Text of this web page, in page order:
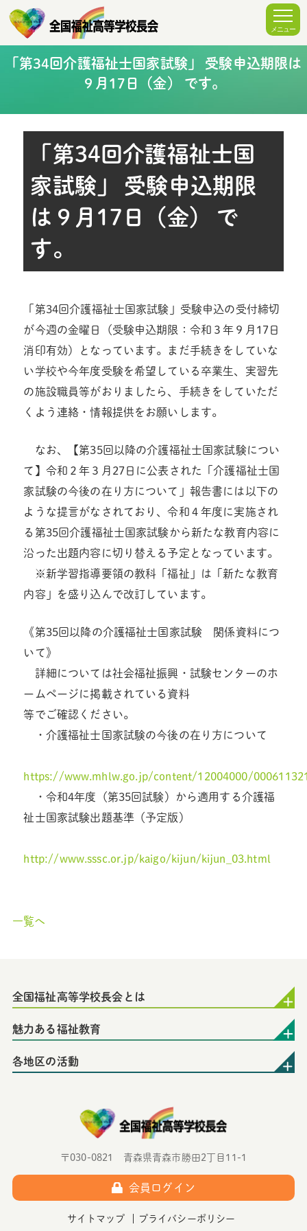
「第34回介護福祉士国家試験」 受験申込期限は
９月17日（金） です。
「第34回介護福祉士国
家試験」 受験申込期限
は９月17日（金） で
す。
「第34回介護福祉士国家試験」受験申込の受付締切
が今週の金曜日（受験申込期限：令和３年９月17日
消印有効）となっています。まだ手続きをしていな
い学校や今年度受験を希望している卒業生、実習先
の施設職員等がおりましたら、手続きをしていただ
くよう連絡・情報提供をお願いします。
なお、【第35回以降の介護福祉士国家試験につい
て】令和２年３月27日に公表された「介護福祉士国
家試験の今後の在り方について」報告書には以下の
ような提言がなされており、令和４年度に実施され
る第35回介護福祉士国家試験から新たな教育内容に
沿った出題内容に切り替える予定となっています。
※新学習指導要領の教科「福祉」は「新たな教育
内容」を盛り込んで改訂しています。
《第35回以降の介護福祉士国家試験 関係資料につ
いて》
詳細については社会福祉振興・試験センターのホ
ームページに掲載されている資料
等でご確認ください。
・介護福祉士国家試験の今後の在り方について
https://www.mhlw.go.jp/content/12004000/
・令和4年度（第35回試験）から適用する介護福
祉士国家試験出題基準（予定版）
http://www.sssc.or.jp/kaigo/kijun/kijun_03.html
一覧へ
全国福祉高等学校長会とは
魅力ある福祉教育
各地区の活動
〒030-0821 青森県青森市勝田2丁目11-1
会員ログイン
サイトマップ プライバシーポリシー